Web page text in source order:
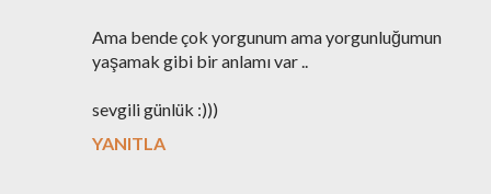
Ama bende çok yorgunum ama yorgunluğumun
yaşamak gibi bir anlamı var ..
sevgili günlük :)))
YANITLA